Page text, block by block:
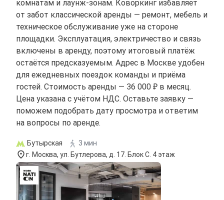
комнатам и лаунж-зонам. Коворкинг избавляет
от забот классической аренды — ремонт, мебель и
техническое обслуживание уже на стороне
площадки. Эксплуатация, электричество и связь
включены в аренду, поэтому итоговый платёж
остаётся предсказуемым. Адрес в Москве удобен
для ежедневных поездок команды и приёма
гостей. Стоимость аренды — 36 000 ₽ в месяц.
Цена указана с учётом НДС. Оставьте заявку —
поможем подобрать дату просмотра и ответим
на вопросы по аренде.
Бутырская
3 мин
г. Москва, ул. Бутлерова, д. 17. Блок С. 4 этаж